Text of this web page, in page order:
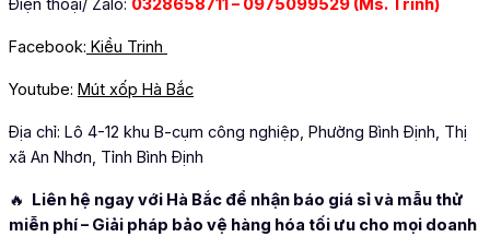
Điện thoại/ Zalo: 0328658711 – 0975099529 (Ms. Trinh)
Facebook: Kiều Trinh
Youtube: Mút xốp Hà Bắc
Địa chỉ: Lô 4-12 khu B-cụm công nghiệp, Phường Bình Định, Thị
xã An Nhơn, Tỉnh Bình Định
🔥 Liên hệ ngay với Hà Bắc để nhận báo giá sỉ và mẫu thử
miễn phí – Giải pháp bảo vệ hàng hóa tối ưu cho mọi doanh